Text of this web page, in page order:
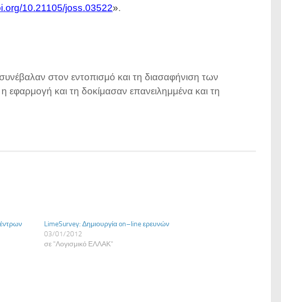
10.21105/joss.03522».
στον εντοπισμό και τη διασαφήνιση των
και τη δοκίμασαν επανειλημμένα και τη
LimeSurvey: Δημιουργία on–line ερευνών
03/01/2012
σε "Λογισμικό ΕΛΛΑΚ"